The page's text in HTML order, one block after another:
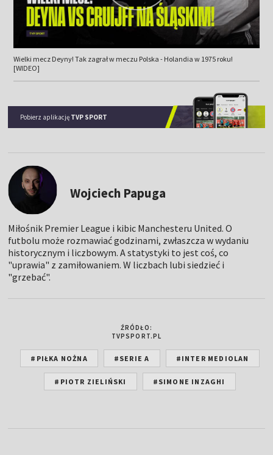
Wielki mecz Deyny! Tak zagrał w meczu Polska - Holandia w 1975 roku!
[WIDEO]
Pobierz aplikację TVP SPORT
Wojciech Papuga
Miłośnik Premier League i kibic Manchesteru United. O
futbolu może rozmawiać godzinami, zwłaszcza w wydaniu
historycznym i liczbowym. A statystyki to jest coś, co
"uprawia" z zamiłowaniem. W liczbach lubi siedzieć i
"grzebać".
ŹRÓDŁO:
TVPSPORT.PL
#PIŁKA NOŻNA #SERIE A #INTER MEDIOLAN
#PIOTR ZIELIŃSKI #SIMONE INZAGHI